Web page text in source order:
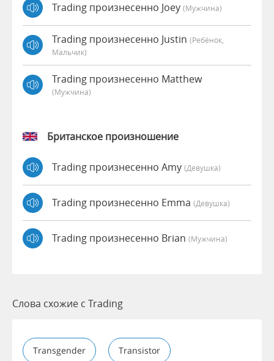
Trading произнесенно Joey (мужчина)
Trading произнесенно Justin (Ребёнок,
Мальчик)
Trading произнесенно Matthew
(мужчина)
Британское произношение
Trading произнесенно Amy (девушка)
Trading произнесенно Emma (девушка)
Trading произнесенно Brian (мужчина)
Слова схожие с Trading
Transgender Transistor